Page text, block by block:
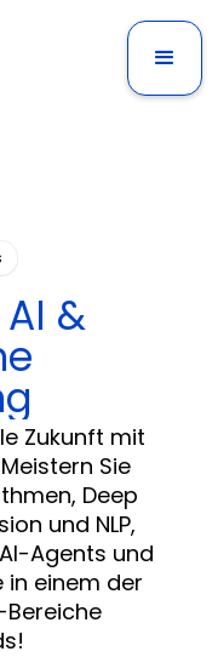
&
Zukunft mit
Sie
Deep
und NLP,
Agents und
in einem der